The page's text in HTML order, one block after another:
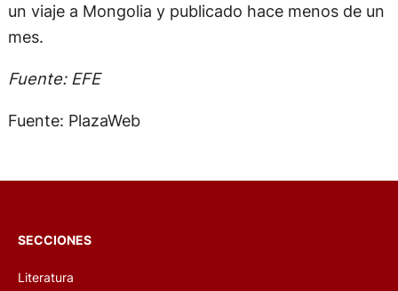
un viaje a Mongolia y publicado hace menos de un
mes.
Fuente: EFE
Fuente: PlazaWeb
SECCIONES
Literatura